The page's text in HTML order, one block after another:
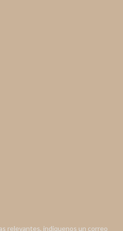
relevantes, indiquenos un correo